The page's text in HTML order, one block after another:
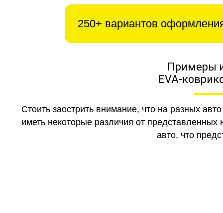
250+ вариантов
Примеры
EVA-
Стоить заострить внимание, что на разных
иметь некоторые различия от
авто, что